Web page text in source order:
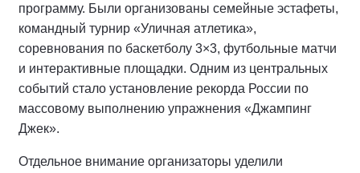
программу. Были организованы семейные эстафеты,
командный турнир «Уличная атлетика»,
соревнования по баскетболу 3×3, футбольные матчи
и интерактивные площадки. Одним из центральных
событий стало установление рекорда России по
массовому выполнению упражнения «Джампинг
Джек».
Отдельное внимание организаторы уделили